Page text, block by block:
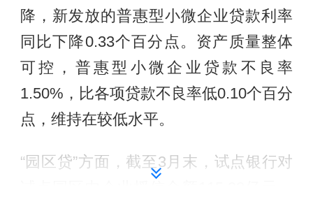
降，新发放的普惠型小微企业贷款利率
同比下降0.33个百分点。资产质量整体
可控，普惠型小微企业贷款不良率
1.50%，比各项贷款不良率低0.10个百分
点，维持在较低水平。
“园区贷”方面，截至3月末，试点银行对